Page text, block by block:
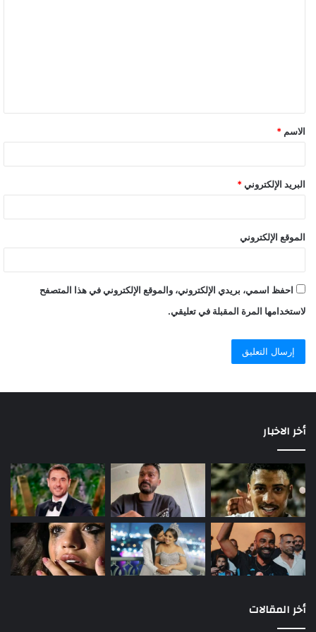
المقبلة..وأوضاع عيد الفطر
الاسم *
البريد الإلكتروني *
الموقع الإلكتروني
احفظ اسمي، بريدي الإلكتروني، والموقع الإلكتروني في هذا المتصفح
لاستخدامها المرة المقبلة في تعليقي.
أخر الاخبار
أخر المقالات